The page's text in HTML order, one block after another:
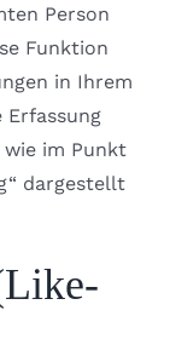
Person
Funktion
in Ihrem
Erfassung
im Punkt
dargestellt